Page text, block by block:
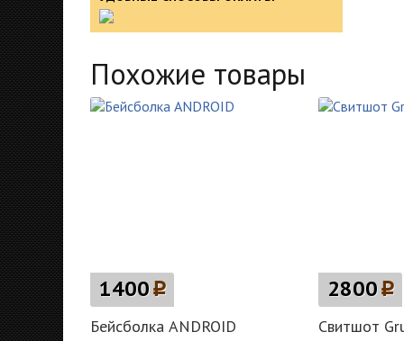
Похожие товары
1400p
Бейсболка ANDROID
2800p
Свитшот